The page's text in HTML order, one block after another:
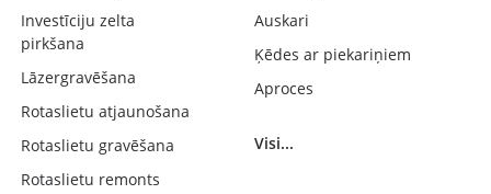
Investīciju zelta
pirkšana
Lāzergravēšana
Rotaslietu atjaunošana
Rotaslietu gravēšana
Rotaslietu remonts
Auskari
Ķēdes ar piekariņiem
Aproces
Visi...